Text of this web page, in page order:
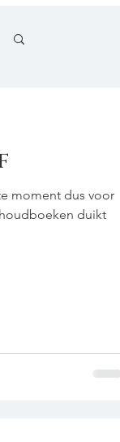
moment dus voor
duikt